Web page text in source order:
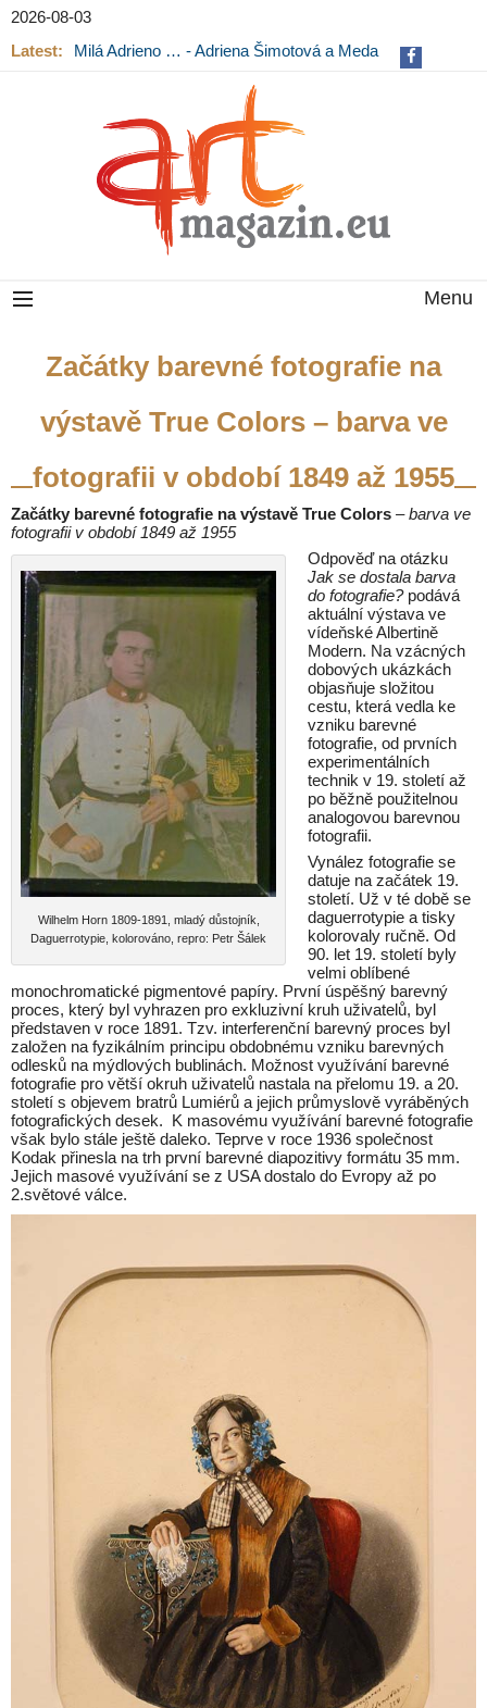
2026-08-03
Latest:
Milá Adrieno … - Adriena Šimotová a Meda
Menu
Začátky barevné fotografie na
výstavě True Colors – barva ve
fotografii v období 1849 až 1955
Začátky barevné fotografie na výstavě True Colors – barva ve
fotografii v období 1849 až 1955
Wilhelm Horn 1809-1891, mladý důstojník,
Daguerrotypie, kolorováno, repro: Petr Šálek
Odpověď na otázku
Jak se dostala barva
do fotografie?podává
aktuální výstava ve
vídeňské Albertině
Modern. Na vzácných
dobových ukázkách
objasňuje složitou
cestu, která vedla ke
vzniku barevné
fotografie, od prvních
experimentálních
technik v 19. století až
po běžně použitelnou
analogovou barevnou
fotografii.
Vynález fotografie se
datuje na začátek 19.
století. Už v té době se
daguerrotypie a tisky
kolorovaly ručně. Od
90. let 19. století byly
velmi oblíbené
monochromatické pigmentové papíry. První úspěšný barevný
proces, který byl vyhrazen pro exkluzivní kruh uživatelů, byl
představen v roce 1891. Tzv. interferenční barevný proces byl
založen na fyzikálním principu obdobnému vzniku barevných
odlesků na mýdlových bublinách. Možnost využívání barevné
fotografie pro větší okruh uživatelů nastala na přelomu 19. a 20.
století s objevem bratrů Lumiérů a jejich průmyslově vyráběných
fotografických desek. K masovému využívání barevné fotografie
však bylo stále ještě daleko. Teprve v roce 1936 společnost
Kodak přinesla na trh první barevné diapozitivy formátu 35 mm.
Jejich masové využívání se z USA dostalo do Evropy až po
2.světové válce.